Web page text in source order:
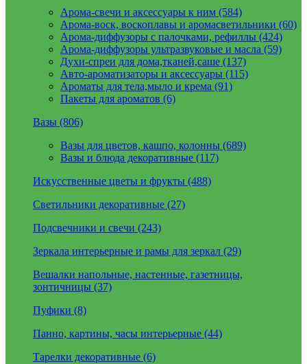
Арома-свечи и аксессуары к ним (584)
Арома-воск, воскоплавы и аромасветильники (60)
Арома-диффузоры с палочками, рефиллы (424)
Арома-диффузоры ультразвуковые и масла (59)
Духи-спреи для дома,тканей,саше (137)
Авто-ароматизаторы и аксессуары (115)
Ароматы для тела,мыло и крема (91)
Пакеты для ароматов (6)
Вазы (806)
Вазы для цветов, кашпо, колонны (689)
Вазы и блюда декоративные (117)
Искусственные цветы и фрукты (488)
Светильники декоративные (27)
Подсвечники и свечи (243)
Зеркала интерьерные и рамы для зеркал (29)
Вешалки напольные, настенные, газетницы,
зонтичницы (37)
Пуфики (8)
Панно, картины, часы интерьерные (44)
Тарелки декоративные (6)